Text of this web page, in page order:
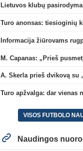
VISOS FUTBOLO
Naudingos